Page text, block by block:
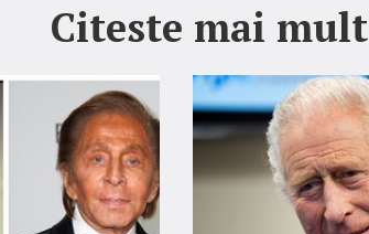
Citeste mai mult